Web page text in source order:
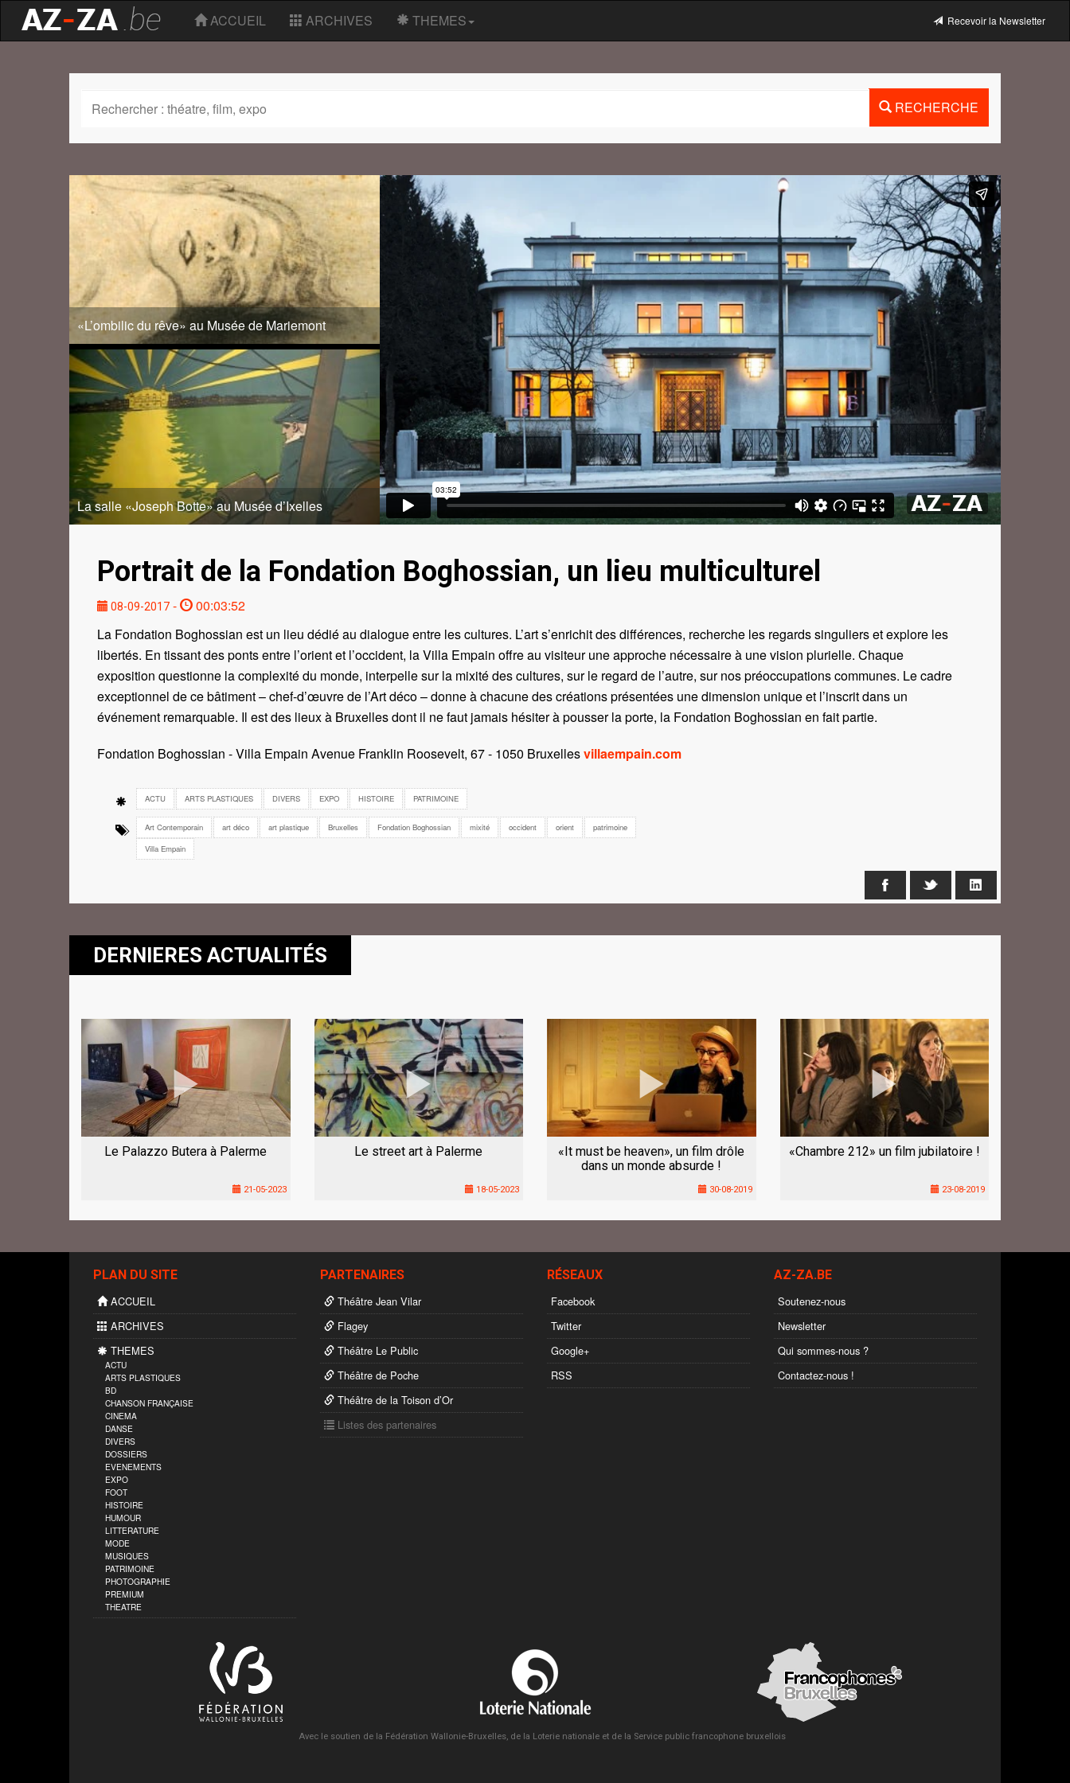
ACCUEIL ARCHIVES THEMES Recevoir la Newsletter
RECHERCHE
«L’ombilic du rêve» au Musée de Mariemont
La salle «Joseph Botte» au Musée d’Ixelles
Portrait de la Fondation Boghossian, un lieu multiculturel
08-09-2017 -
00:03:52
La Fondation Boghossian est un lieu dédié au dialogue entre les cultures. L’art s’enrichit des différences, recherche les regards singuliers et explore les
libertés. En tissant des ponts entre l’orient et l’occident, la Villa Empain offre au visiteur une approche nécessaire à une vision plurielle. Chaque
exposition questionne la complexité du monde, interpelle sur la mixité des cultures, sur le regard de l’autre, sur nos préoccupations communes. Le cadre
exceptionnel de ce bâtiment – chef-d’œuvre de l’Art déco – donne à chacune des créations présentées une dimension unique et l’inscrit dans un
événement remarquable. Il est des lieux à Bruxelles dont il ne faut jamais hésiter à pousser la porte, la Fondation Boghossian en fait partie.
Fondation Boghossian - Villa Empain Avenue Franklin Roosevelt, 67 - 1050 Bruxellesvillaempain.com
ACTU ARTS PLASTIQUES DIVERS EXPO HISTOIRE PATRIMOINE
Art Contemporain art déco art plastique Bruxelles Fondation Boghossian mixité occident orient
patrimoine
Villa Empain
Facebook
DERNIERES ACTUALITÉS
Le Palazzo Butera à Palerme
21-05-2023
Le street art à Palerme
18-05-2023
«It must be heaven», un film drôle
dans un monde absurde !
30-08-2019
«Chambre 212» un film jubilatoire !
23-08-2019
PLAN DU SITE
ACCUEIL
ARCHIVES
THEMES
ACTU
ARTS PLASTIQUES
BD
CHANSON FRANÇAISE
CINEMA
DANSE
DIVERS
DOSSIERS
EVENEMENTS
EXPO
FOOT
HISTOIRE
HUMOUR
LITTERATURE
MODE
MUSIQUES
PATRIMOINE
PHOTOGRAPHIE
PREMIUM
THEATRE
PARTENAIRES
Théâtre Jean Vilar
Flagey
Théâtre Le Public
Théâtre de Poche
Théâtre de la Toison d’Or
Listes des partenaires
RÉSEAUX
Facebook
Twitter
Google+
RSS
AZ-ZA.BE
Soutenez-nous
Newsletter
Qui sommes-nous ?
Contactez-nous !
Avec le soutien de la Fédération Wallonie-Bruxelles, de la Loterie nationale et de la Service public francophone bruxellois